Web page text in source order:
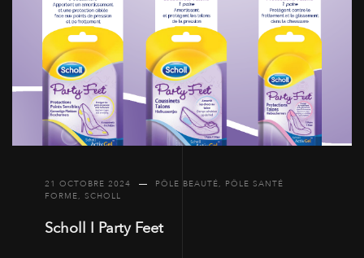
21 OCTOBRE 2024 PÔLE BEAUTÉ, PÔLE SANTÉ
FORME, SCHOLL
Scholl I Party Feet